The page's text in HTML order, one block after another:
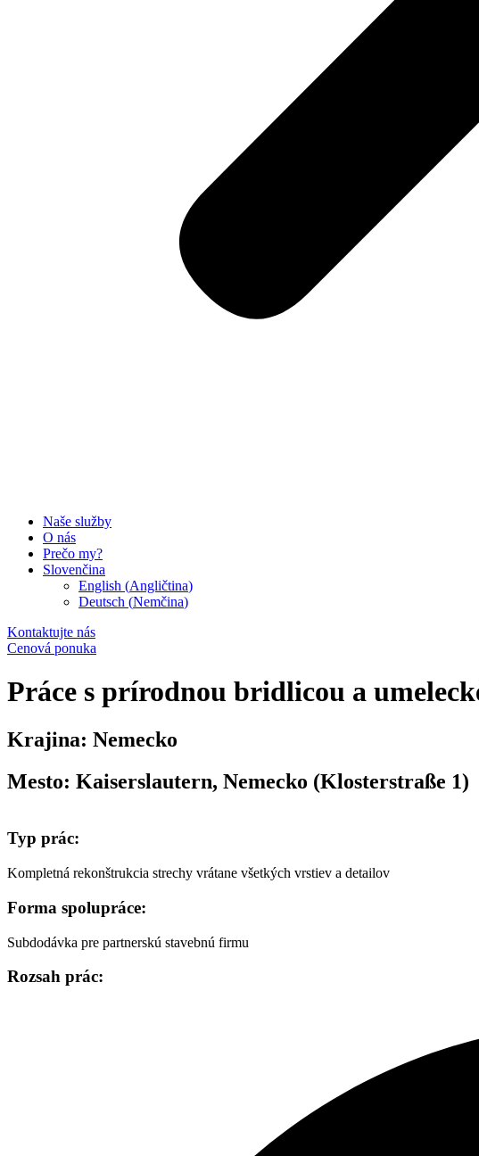
Naše služby
O nás
Prečo my?
Slovenčina
English (Angličtina)
Deutsch (Nemčina)
Kontaktujte nás
Cenová ponuka
Práce s prírodnou bridlicou a
Krajina: Nemecko
Mesto: Kaiserslautern, Nemecko (Klosterstraße 1)
Typ prác:
Kompletná rekonštrukcia strechy vrátane všetkých vrstiev a detailov
Forma spolupráce:
Subdodávka pre partnerskú stavebnú firmu
Rozsah prác: